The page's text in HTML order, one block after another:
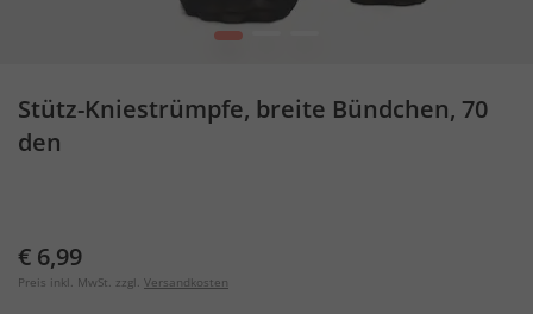
1
Stütz-Kniestrümpfe, breite Bündchen, 70
den
€ 6,99
Preis inkl. MwSt. zzgl. Versandkosten